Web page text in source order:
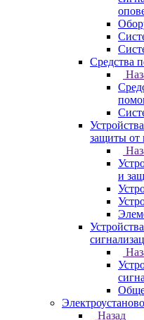
Средства
защиты от
и
Назад